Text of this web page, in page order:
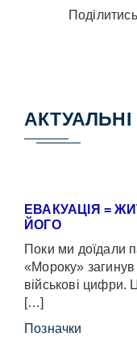
ЕВАКУАЦІЯ =
ЙОГО
Поки ми доїдали
«Мороку»
військові
[…]
Позначки